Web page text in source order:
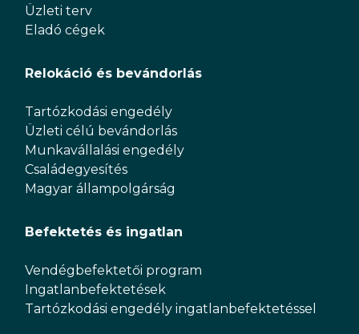
Üzleti terv
Eladó cégek
Relokáció és bevándorlás
Tartózkodási engedély
Üzleti célú bevándorlás
Munkavállalási engedély
Családegyesítés
Magyar állampolgárság
Befektetés és ingatlan
Vendégbefektetői program
Ingatlanbefektetések
Tartózkodási engedély ingatlanbefektetéssel